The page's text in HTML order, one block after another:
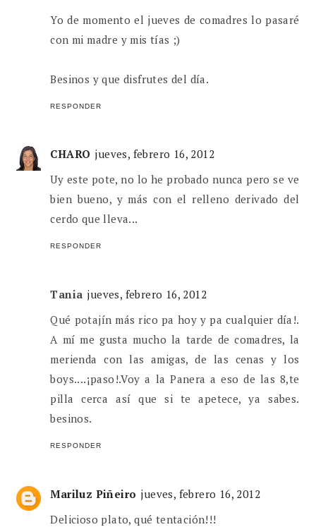
Yo de momento el jueves de comadres lo pasaré
con mi madre y mis tías ;)
Besinos y que disfrutes del día.
RESPONDER
CHARO jueves, febrero 16, 2012
Uy este pote, no lo he probado nunca pero se ve
bien bueno, y más con el relleno derivado del
cerdo que lleva...
RESPONDER
Tania jueves, febrero 16, 2012
Qué potajín más rico pa hoy y pa cualquier día!.
A mí me gusta mucho la tarde de comadres, la
merienda con las amigas, de las cenas y los
boys....¡paso!.Voy a la Panera a eso de las 8,te
pilla cerca así que si te apetece, ya sabes.
besinos.
RESPONDER
Mariluz Piñeiro jueves, febrero 16, 2012
Delicioso plato, qué tentación!!!